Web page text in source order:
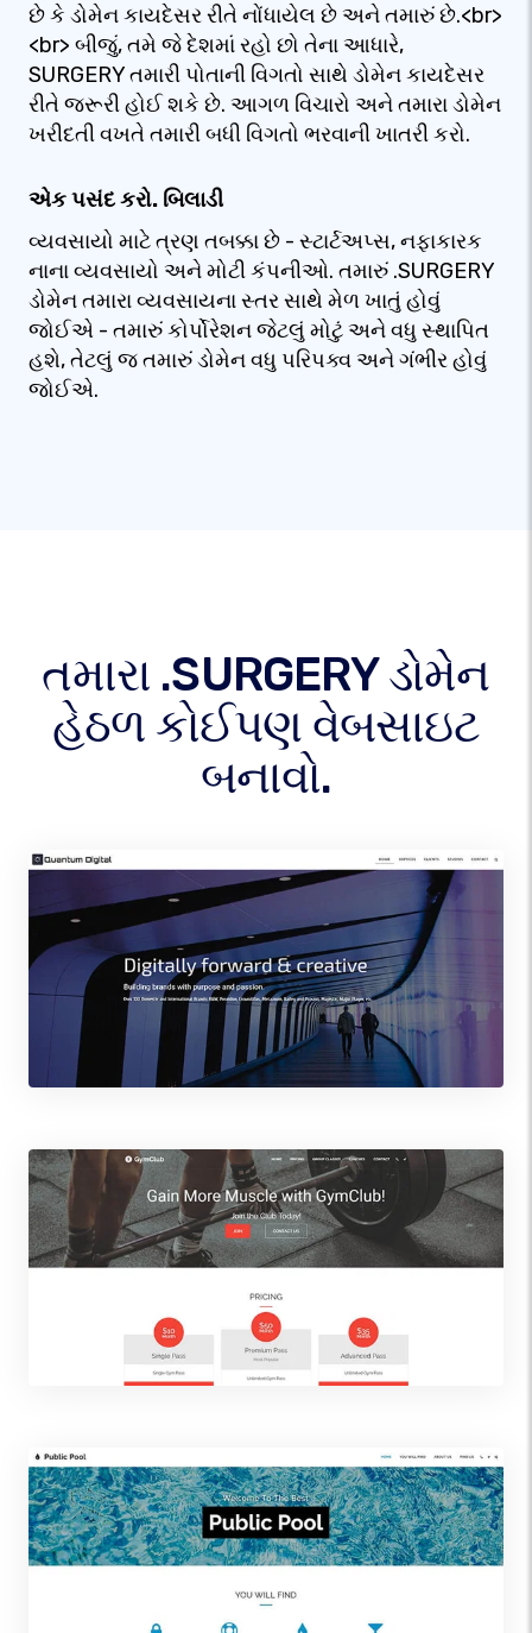
છે કે ડોમેન કાયદેસર રીતે નોંધાયેલ છે અને તમારું છે.<br>
<br> બીજું, તમે જે દેશમાં રહો છો તેના આધારે,
SURGERY તમારી પોતાની વિગતો સાથે ડોમેન કાયદેસર
રીતે જરૂરી હોઈ શકે છે. આગળ વિચારો અને તમારા ડોમેન
ખરીદતી વખતે તમારી બધી વિગતો ભરવાની ખાતરી કરો.
એક પસંદ કરો. બિલાડી
વ્યવસાયો માટે ત્રણ તબક્કા છે - સ્ટાર્ટઅપ્સ, નફાકારક
નાના વ્યવસાયો અને મોટી કંપનીઓ. તમારું .SURGERY
ડોમેન તમારા વ્યવસાયના સ્તર સાથે મેળ ખાતું હોવું
જોઈએ - તમારું કોર્પોરેશન જેટલું મોટું અને વધુ સ્થાપિત
હશે, તેટલું જ તમારું ડોમેન વધુ પરિપક્વ અને ગંભીર હોવું
જોઈએ.
તમારા .SURGERY ડોમેન
હેઠળ કોઈપણ વેબસાઇટ
બનાવો.